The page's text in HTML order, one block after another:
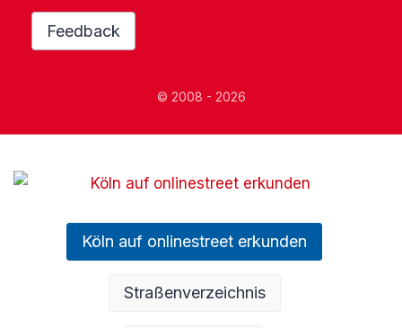
Feedback
© 2008 - 2026
Köln auf onlinestreet erkunden
Straßenverzeichnis